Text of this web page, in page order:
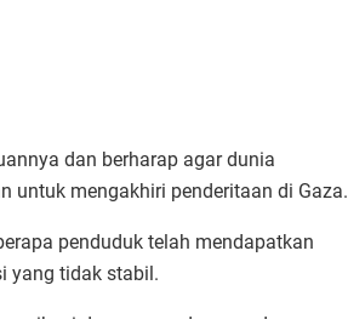
dan berharap agar dunia
untuk mengakhiri penderitaan di Gaza.
penduduk telah mendapatkan
yang tidak stabil.